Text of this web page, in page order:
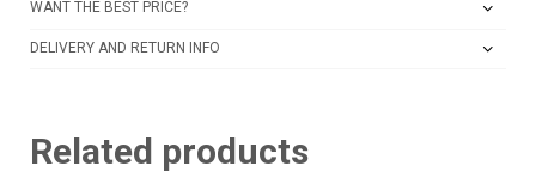
WANT THE BEST PRICE?
DELIVERY AND RETURN INFO
Related products